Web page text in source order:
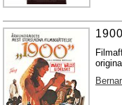
original